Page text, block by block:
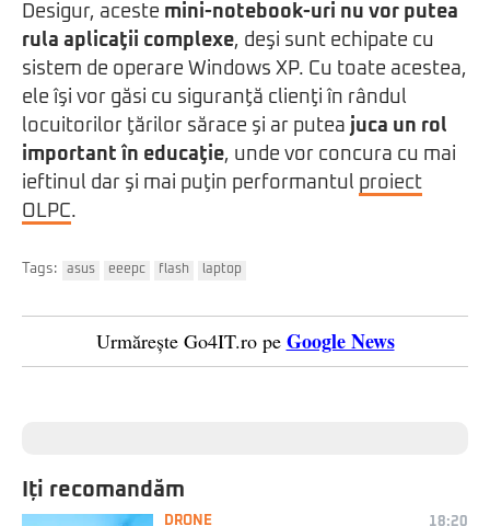
Desigur, aceste mini-notebook-uri nu vor putea
rula aplicaţii complexe, deşi sunt echipate cu
sistem de operare Windows XP. Cu toate acestea,
ele îşi vor găsi cu siguranţă clienţi în rândul
locuitorilor ţărilor sărace şi ar putea juca un rol
important în educaţie, unde vor concura cu mai
ieftinul dar şi mai puţin performantul proiect
OLPC.
Tags: asus eeepc flash laptop
Urmărește Go4IT.ro pe Google News
Iți recomandăm
DRONE 18:20